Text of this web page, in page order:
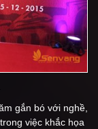
gắn bó với nghề,
việc khắc họa